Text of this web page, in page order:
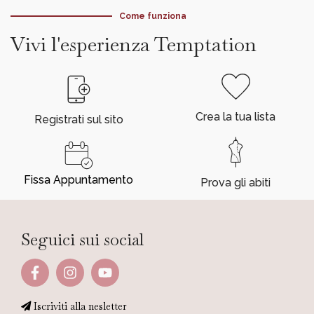
Come funziona
Vivi l'esperienza Temptation
Registrati sul sito
Fissa Appuntamento
Crea la tua lista
Prova gli abiti
Seguici sui social
Iscriviti alla nesletter